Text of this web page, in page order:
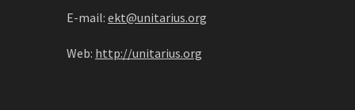
E-mail: ekt@unitarius.org
Web: http://unitarius.org